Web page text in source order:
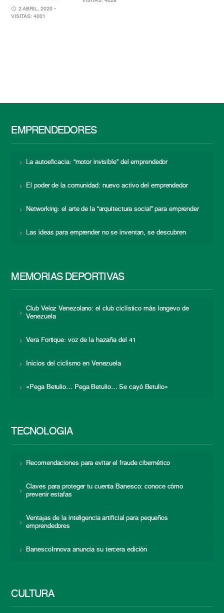
2 ABRIL, 2020 •
VISITAS: 4001
EMPRENDEDORES
La autoeficacia: “motor invisible” del emprendedor
El poder de la comunidad: nuevo activo del emprendedor
Networking: el arte de la “arquitectura social” para emprender
Las ideas para emprender no se inventan, se descubren
MEMORIAS DEPORTIVAS
Club Veloz Venezolano: el club ciclístico más longevo de
Venezuela
Vera Fortique: voz de la hazaña del 41
Inicios del ciclismo en Venezuela
«Pega Betulio… Pega Betulio… Se cayó Betulio»
TECNOLOGÍA
Recomendaciones para evitar el fraude cibernético
Claves para proteger tu cuenta Banesco: conoce cómo
prevenir estafas
Ventajas de la inteligencia artificial para pequeños
emprendedores
BanescoInnova anuncia su tercera edición
CULTURA